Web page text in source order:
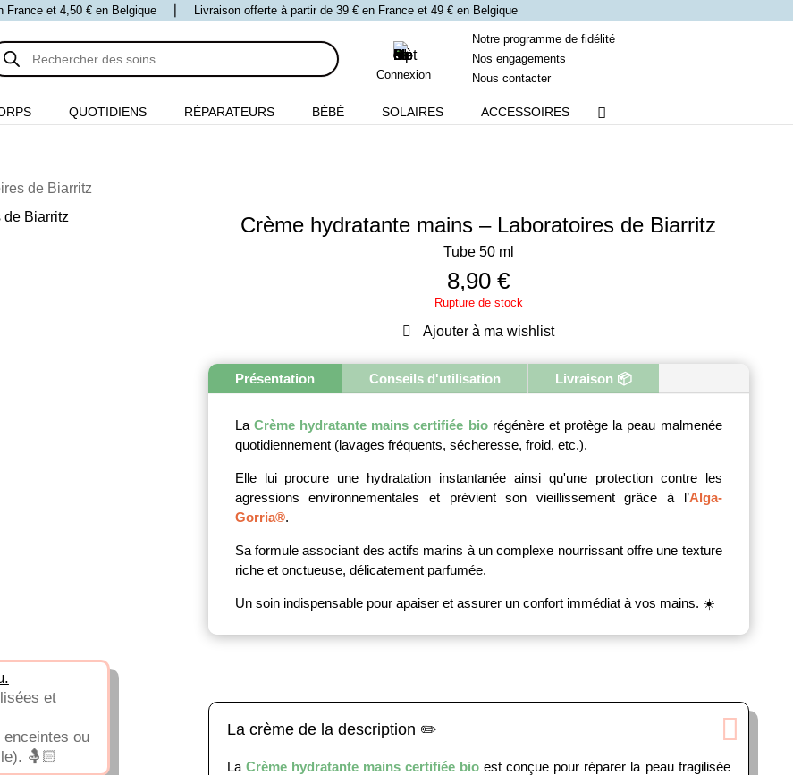
France et 4,50 € en Belgique ⎪ Livraison offerte à partir de 39 € en France et 49 € en Belgique
Connexion
Notre programme de fidélité
Nos engagements
Nous contacter
QUOTIDIENS RÉPARATEURS BÉBÉ SOLAIRES ACCESSOIRES
de Biarritz
et
enceintes ou
🤱🏻
Crème hydratante mains – Laboratoires de Biarritz
Tube 50 ml
8,90€
Rupture de stock
Ajouter à ma wishlist
Présentation Conseils d'utilisation Livraison 📦
La Crème hydratante mains certifiée biorégénère et protège la peau malmenée
quotidiennement (lavages fréquents, sécheresse, froid, etc.).
Elle lui procure une hydratation instantanée ainsi qu'une protection contre les
agressions environnementales et prévient son vieillissement grâce à l’Alga-
Gorria®.
Sa formule associant des actifs marins à un complexe nourrissant offre une texture
riche et onctueuse, délicatement parfumée.
Un soin indispensable pour apaiser et assurer un confort immédiat à vos mains. ☀️
La crème de la description ✏️
La Crème hydratante mains certifiée bio est conçue pour réparer la peau fragilisée